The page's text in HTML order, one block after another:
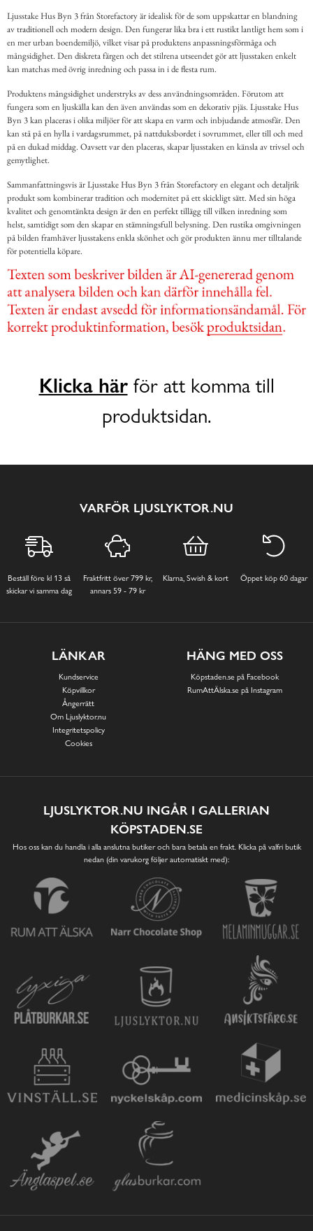
Ljusstake Hus Byn 3 från Storefactory är idealisk för de som uppskattar en blandning
av traditionell och modern design. Den fungerar lika bra i ett rustikt lantligt hem som i
en mer urban boendemiljö, vilket visar på produktens anpassningsförmåga och
mångsidighet. Den diskreta färgen och det stilrena utseendet gör att ljusstaken enkelt
kan matchas med övrig inredning och passa in i de flesta rum.
Produktens mångsidighet understryks av dess användningsområden. Förutom att
fungera som en ljuskälla kan den även användas som en dekorativ pjäs. Ljusstake Hus
Byn 3 kan placeras i olika miljöer för att skapa en varm och inbjudande atmosfär. Den
kan stå på en hylla i vardagsrummet, på nattduksbordet i sovrummet, eller till och med
på en dukad middag. Oavsett var den placeras, skapar ljusstaken en känsla av trivsel och
gemytlighet.
Sammanfattningsvis är Ljusstake Hus Byn 3 från Storefactory en elegant och detaljrik
produkt som kombinerar tradition och modernitet på ett skickligt sätt. Med sin höga
kvalitet och genomtänkta design är den en perfekt tillägg till vilken inredning som
helst, samtidigt som den skapar en stämningsfull belysning. Den rustika omgivningen
på bilden framhäver ljusstakens enkla skönhet och gör produkten ännu mer tilltalande
för potentiella köpare.
Klicka härför att komma till
produktsidan.
VARFÖR LJUSLYKTOR.NU
Beställ före kl 13 så
skickar vi samma dag
Fraktfritt över 799 kr,
annars 59 - 79 kr
Klarna, Swish & kort Öppet köp 60 dagar
LÄNKAR
Kundservice
Köpvillkor
Ångerrätt
Om Ljuslyktor.nu
Integritetspolicy
Cookies
HÄNG MED OSS
Köpstaden.se på Facebook
RumAttÄlska.se på Instagram
LJUSLYKTOR.NU INGÅR I GALLERIAN
KÖPSTADEN.SE
Hos oss kan du handla i alla anslutna butiker och bara betala en frakt. Klicka på valfri butik
nedan (din varukorg följer automatiskt med):